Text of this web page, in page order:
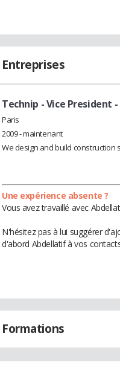
Entreprises
Technip - Vice President
Paris
2009 - maintenant
We design and build construction
Une expérience absente ?
Vous avez travaillé avec
N'hésitez pas à lui suggérer
d'abord Abdellatif à vos
Formations